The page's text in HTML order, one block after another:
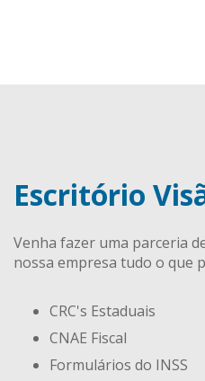
Escritório
Venha fazer uma parceria
nossa empresa tudo o que
CRC's Estaduais
CNAE Fiscal
Formulários do INSS